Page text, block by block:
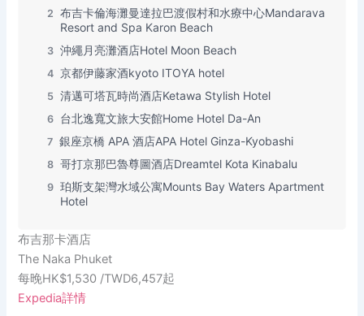
2
布吉卡倫海灘曼達拉巴渡假村和水療中心Mandarava
Resort and Spa Karon Beach
3 沖繩月亮灘酒店Hotel Moon Beach
4 京都伊藤家酒kyoto ITOYA hotel
5 清邁可塔瓦時尚酒店Ketawa Stylish Hotel
6 台北逸寬文旅大安館Home Hotel Da-An
7 銀座京橋 APA 酒店APA Hotel Ginza-Kyobashi
8 哥打京那巴魯尊圖酒店Dreamtel Kota Kinabalu
9 珀斯支架灣水域公寓Mounts Bay Waters Apartment
Hotel
布吉那卡酒店
The Naka Phuket
每晚HK$1,530 /TWD6,457起
Expedia詳情